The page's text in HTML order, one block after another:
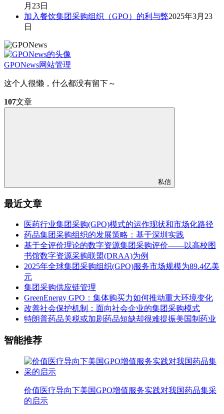
月23日
加入餐饮集团采购组织（GPO）的利与弊2025年3月23
日
GPONews网站管理
这个人很懒，什么都没有留下～
107文章
私信
最近文章
医药行业集团采购(GPO)模式的运作现状和市场化路径
药品集团采购组织的发展策略：基于深圳实践
基于全评价理论的数字资源集团采购评价——以高校图
书馆数字资源采购联盟(DRAA)为例
2025年全球集团采购组织(GPO)服务市场规模为89.4亿美
元
集团采购供应链管理
GreenEnergy GPO：集体购买力如何推动重大环境变化
改善社会保护机制：面向社会企业的集团采购模式
特朗普药品关税或加剧药品短缺却很难提振美国制药业
智能推荐
价值医疗导向下美国GPO增值服务实践对我国药品集采
的启示